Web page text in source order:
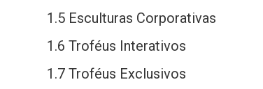
1.5 Esculturas Corporativas
1.6 Troféus Interativos
1.7 Troféus Exclusivos